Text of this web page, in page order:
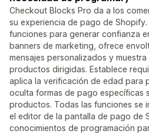
Checkout Blocks Pro da a los
su experiencia de pago de
funciones para generar confianza
banners de marketing, ofrece
mensajes personalizados y
productos dirigidas. Establece
aplica la verificación de edad para
oculta formas de pago específicas
productos. Todas las funciones se
el editor de la pantalla de pago de
conocimientos de programación